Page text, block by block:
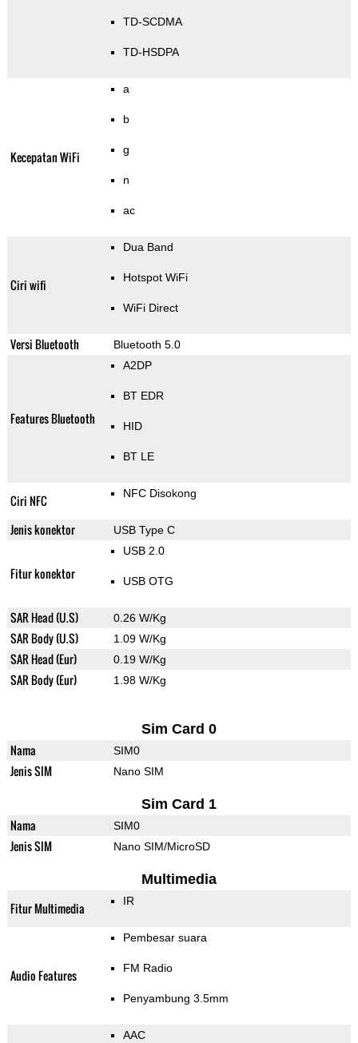
TD-SCDMA
TD-HSDPA
Kecepatan WiFi
a
b
g
n
ac
Ciri wifi
Dua Band
Hotspot WiFi
WiFi Direct
Versi Bluetooth Bluetooth 5.0
Features Bluetooth
A2DP
BT EDR
HID
BT LE
Ciri NFC NFC Disokong
Jenis konektor USB Type C
Fitur konektor
USB 2.0
USB OTG
SAR Head (U.S) 0.26 W/Kg
SAR Body (U.S) 1.09 W/Kg
SAR Head (Eur) 0.19 W/Kg
SAR Body (Eur) 1.98 W/Kg
Sim Card 0
Nama SIM0
Jenis SIM Nano SIM
Sim Card 1
Nama SIM0
Jenis SIM Nano SIM/MicroSD
Multimedia
Fitur Multimedia IR
Audio Features
Pembesar suara
FM Radio
Penyambung 3.5mm
AAC